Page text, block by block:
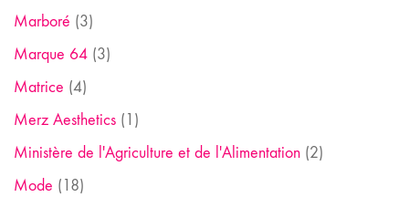
Marboré (3)
Marque 64 (3)
Matrice (4)
Merz Aesthetics (1)
Ministère de l'Agriculture et de l'Alimentation (2)
Mode (18)